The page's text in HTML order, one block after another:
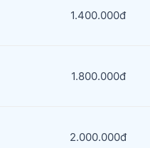
1.400.000đ
1.800.000đ
2.000.000đ